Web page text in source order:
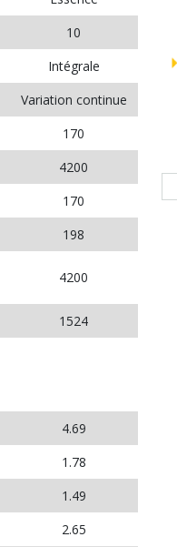
10
Intégrale
Variation continue
170
4200
170
198
4200
1524
4.69
1.78
1.49
2.65